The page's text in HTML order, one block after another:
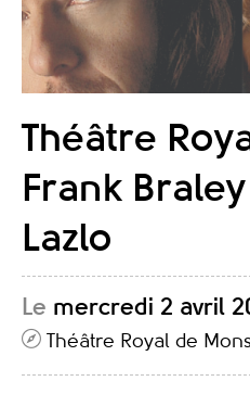
Théâtre
Frank
Lazlo
Le mercredi 2 avril
Théâtre Royal de Mons